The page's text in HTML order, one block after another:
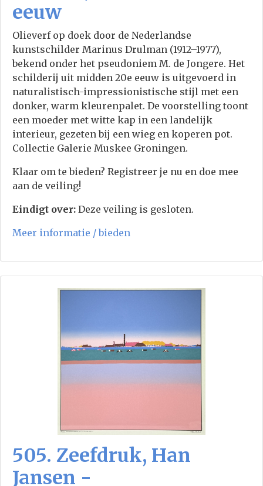
eeuw
Olieverf op doek door de Nederlandse
kunstschilder Marinus Drulman (1912–1977),
bekend onder het pseudoniem M. de Jongere. Het
schilderij uit midden 20e eeuw is uitgevoerd in
naturalistisch-impressionistische stijl met een
donker, warm kleurenpalet. De voorstelling toont
een moeder met witte kap in een landelijk
interieur, gezeten bij een wieg en koperen pot.
Collectie Galerie Muskee Groningen.
Klaar om te bieden? Registreer je nu en doe mee
aan de veiling!
Eindigt over: Deze veiling is gesloten.
Meer informatie / bieden
505. Zeefdruk, Han
Jansen -